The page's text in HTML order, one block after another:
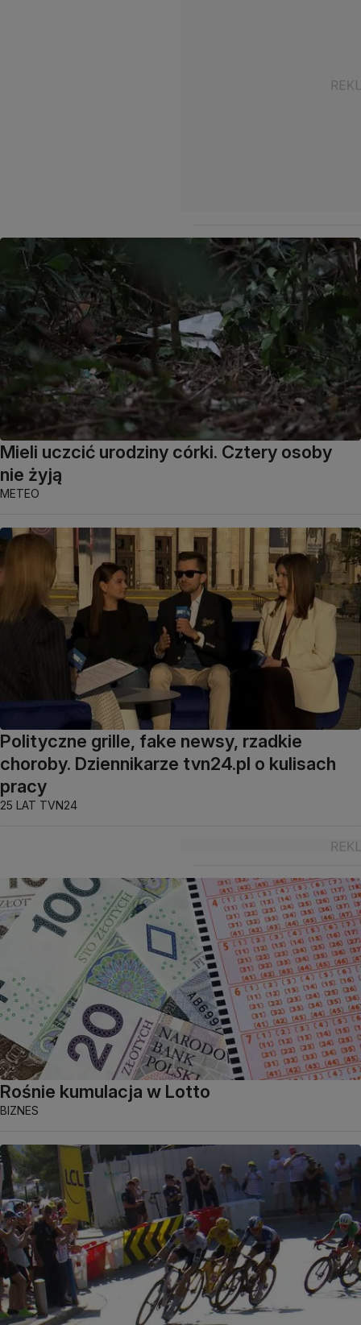
Mieli uczcić urodziny córki. Cztery osoby
nie żyją
METEO
Polityczne grille, fake newsy, rzadkie
choroby. Dziennikarze tvn24.pl o kulisach
pracy
25 LAT TVN24
Rośnie kumulacja w Lotto
BIZNES